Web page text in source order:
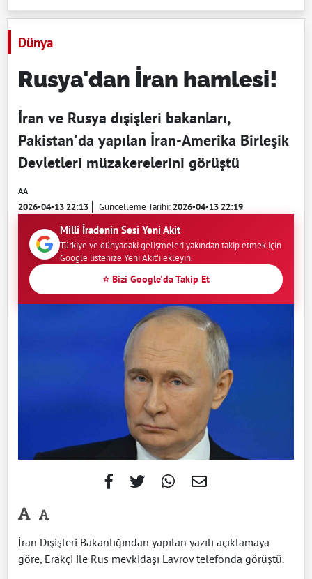
Dünya
Rusya'dan İran hamlesi!
İran ve Rusya dışişleri bakanları,
Pakistan'da yapılan İran-Amerika Birleşik
Devletleri müzakerelerini görüştü
AA
2026-04-13 22:13 Güncelleme Tarihi:2026-04-13 22:19
Milli İradenin Sesi Yeni Akit
Türkiye ve dünyadaki gelişmeleri yakından takip etmek için
Google listenize Yeni Akit'i ekleyin.
⭐ Bizi Google'da Takip Et
-
İran Dışişleri Bakanlığından yapılan yazılı açıklamaya
göre, Erakçi ile Rus mevkidaşı Lavrov telefonda görüştü.